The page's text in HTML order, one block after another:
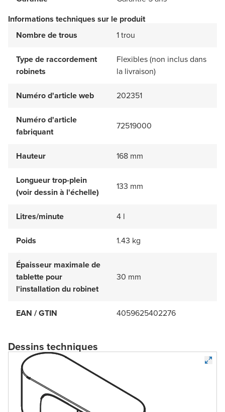
Informations techniques sur le produit
Nombre de trous
1 trou
Type de raccordement
robinets
Flexibles (non inclus dans
la livraison)
Numéro d'article web 202351
Numéro d'article
fabriquant
72519000
Hauteur 168 mm
Longueur trop-plein
(voir dessin à l'échelle)
133 mm
Litres/minute 4 l
Poids 1.43 kg
Épaisseur maximale de
tablette pour
l'installation du robinet
30 mm
EAN / GTIN 4059625402276
Dessins techniques